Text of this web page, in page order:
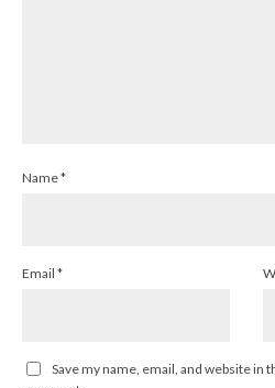
Name*
Email *
Save my name, email, and website in